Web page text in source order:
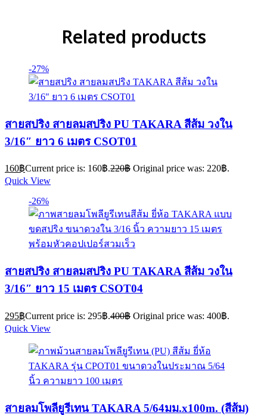
Related products
-27%
สายสปริง สายลมสปริง PU TAKARA สีส้ม วงใน
3/16″ ยาว 6 เมตร CSOT01
160฿Current price is: 160฿.220฿ Original price was: 220฿.
Quick View
-26%
สายสปริง สายลมสปริง PU TAKARA สีส้ม วงใน
3/16″ ยาว 15 เมตร CSOT04
295฿Current price is: 295฿.400฿ Original price was: 400฿.
Quick View
สายลมโพลียูรีเทน TAKARA 5/64มม.x100m. (สีส้ม)